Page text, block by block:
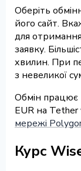
Оберіть
його сайт.
для
заявку.
хвилин. При
з невеликої
Обмін працює
EUR на Tether
мережі
Курс